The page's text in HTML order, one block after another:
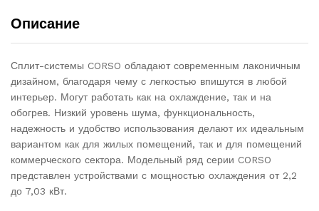
Описание
Сплит-системы CORSO обладают современным лаконичным
дизайном, благодаря чему с легкостью впишутся в любой
интерьер. Могут работать как на охлаждение, так и на
обогрев. Низкий уровень шума, функциональность,
надежность и удобство использования делают их идеальным
вариантом как для жилых помещений, так и для помещений
коммерческого сектора. Модельный ряд серии CORSO
представлен устройствами с мощностью охлаждения от 2,2
до 7,03 кВт.